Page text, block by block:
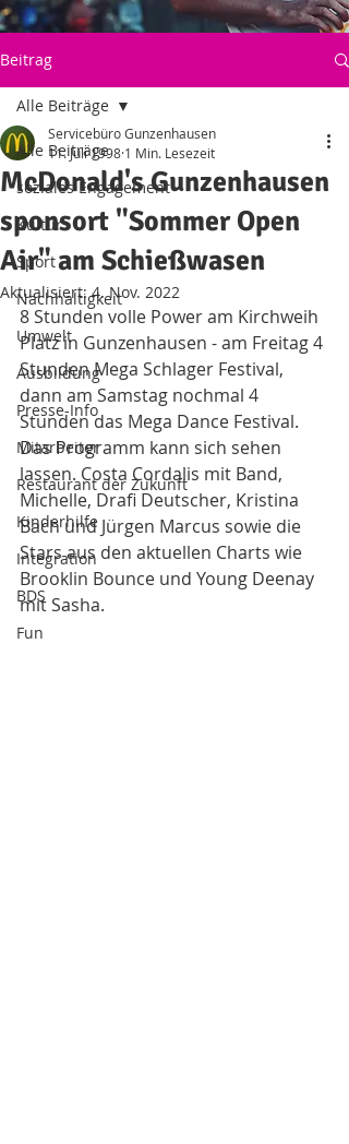
Beitrag
Alle Beiträge
soziales Engagement
Kultur
Sport
Nachhaltigkeit
Umwelt
Ausbildung
Presse-Info
Mitarbeiter
Restaurant der Zukunft
Kinderhilfe
Integration
BDS
Fun
Alle Beiträge
McDonald's Gunzenhausen
sponsort "Sommer Open
Air" am Schießwasen
Servicebüro Gunzenhausen
11. Juli 1998 1 Min. Lesezeit
Aktualisiert:4. Nov. 2022
8 Stunden volle Power am Kirchweih
Platz in Gunzenhausen - am Freitag 4
Stunden Mega Schlager Festival,
dann am Samstag nochmal 4
Stunden das Mega Dance Festival.
Das Programm kann sich sehen
lassen. Costa Cordalis mit Band,
Michelle, Drafi Deutscher, Kristina
Bach und Jürgen Marcus sowie die
Stars aus den aktuellen Charts wie
Brooklin Bounce und Young Deenay
mit Sasha.